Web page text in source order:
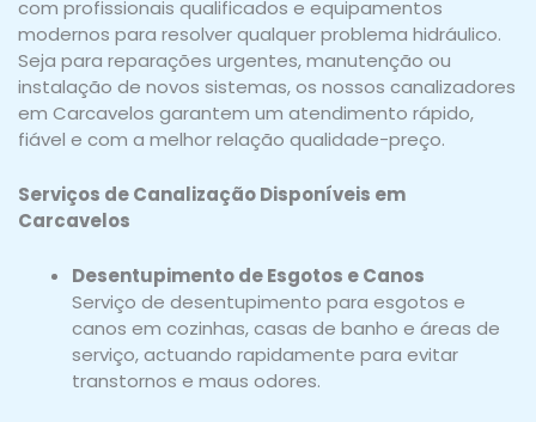
com profissionais qualificados e equipamentos
modernos para resolver qualquer problema hidráulico.
Seja para reparações urgentes, manutenção ou
instalação de novos sistemas, os nossos canalizadores
em Carcavelos garantem um atendimento rápido,
fiável e com a melhor relação qualidade-preço.
Serviços de Canalização Disponíveis em
Carcavelos
Desentupimento de Esgotos e Canos
Serviço de desentupimento para esgotos e
canos em cozinhas, casas de banho e áreas de
serviço, actuando rapidamente para evitar
transtornos e maus odores.